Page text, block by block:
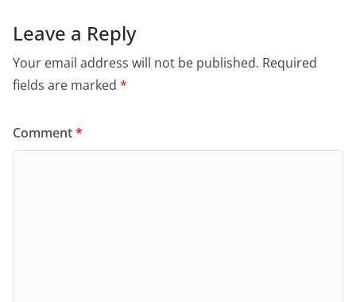
Leave a Reply
Your email address will not be published. Required
fields are marked *
Comment*